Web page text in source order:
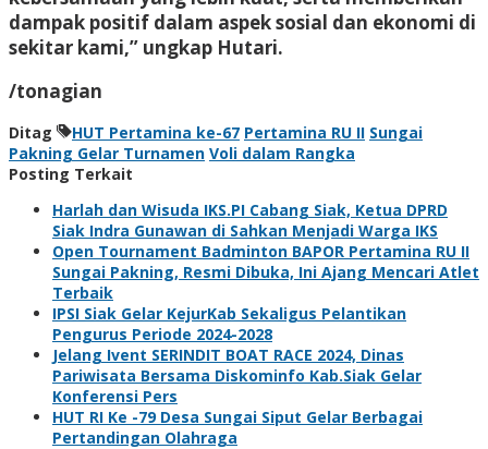
dampak positif dalam aspek sosial dan ekonomi di
sekitar kami,” ungkap Hutari.
/tonagian
Ditag HUT Pertamina ke-67 Pertamina RU II Sungai
Pakning Gelar Turnamen Voli dalam Rangka
Posting Terkait
Harlah dan Wisuda IKS.PI Cabang Siak, Ketua DPRD
Siak Indra Gunawan di Sahkan Menjadi Warga IKS
Open Tournament Badminton BAPOR Pertamina RU II
Sungai Pakning, Resmi Dibuka, Ini Ajang Mencari Atlet
Terbaik
IPSI Siak Gelar KejurKab Sekaligus Pelantikan
Pengurus Periode 2024-2028
Jelang Ivent SERINDIT BOAT RACE 2024, Dinas
Pariwisata Bersama Diskominfo Kab.Siak Gelar
Konferensi Pers
HUT RI Ke -79 Desa Sungai Siput Gelar Berbagai
Pertandingan Olahraga